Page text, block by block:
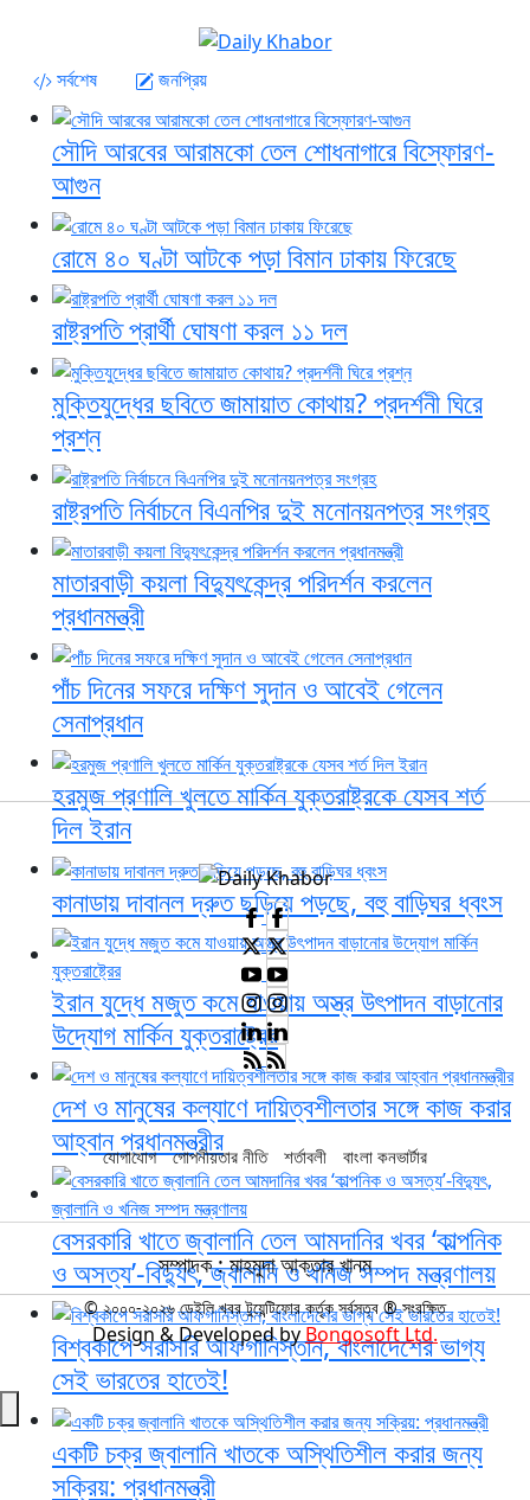
সর্বশেষ জনপ্রিয়
সৌদি আরবের আরামকো তেল শোধনাগারে বিস্ফোরণ-
আগুন
রোমে ৪০ ঘণ্টা আটকে পড়া বিমান ঢাকায় ফিরেছে
রাষ্ট্রপতি প্রার্থী ঘোষণা করল ১১ দল
মুক্তিযুদ্ধের ছবিতে জামায়াত কোথায়? প্রদর্শনী ঘিরে
প্রশ্ন
রাষ্ট্রপতি নির্বাচনে বিএনপির দুই মনোনয়নপত্র সংগ্রহ
মাতারবাড়ী কয়লা বিদ্যুৎকেন্দ্র পরিদর্শন করলেন
প্রধানমন্ত্রী
পাঁচ দিনের সফরে দক্ষিণ সুদান ও আবেই গেলেন
সেনাপ্রধান
হরমুজ প্রণালি খুলতে মার্কিন যুক্তরাষ্ট্রকে যেসব শর্ত
দিল ইরান
কানাডায় দাবানল দ্রুত ছড়িয়ে পড়ছে, বহু বাড়িঘর ধ্বংস
ইরান যুদ্ধে মজুত কমে যাওয়ায় অস্ত্র উৎপাদন বাড়ানোর
উদ্যোগ মার্কিন যুক্তরাষ্ট্রের
দেশ ও মানুষের কল্যাণে দায়িত্বশীলতার সঙ্গে কাজ করার
আহ্বান প্রধানমন্ত্রীর
বেসরকারি খাতে জ্বালানি তেল আমদানির খবর ‘কাল্পনিক
ও অসত্য’-বিদ্যুৎ, জ্বালানি ও খনিজ সম্পদ মন্ত্রণালয়
বিশ্বকাপে সরাসরি আফগানিস্তান, বাংলাদেশের ভাগ্য
সেই ভারতের হাতেই!
একটি চক্র জ্বালানি খাতকে অস্থিতিশীল করার জন্য
সক্রিয়: প্রধানমন্ত্রী
যোগাযোগ গোপনীয়তার নীতি শর্তাবলী বাংলা কনভার্টার
সম্পাদক : মাহমুদা আক্তার খানম
© ২০০০-২০২৬ ডেইলি খবর টুয়েন্টিফোর কর্তৃক সর্বসত্ব ® সংরক্ষিত
Design & Developed by Bongosoft Ltd.